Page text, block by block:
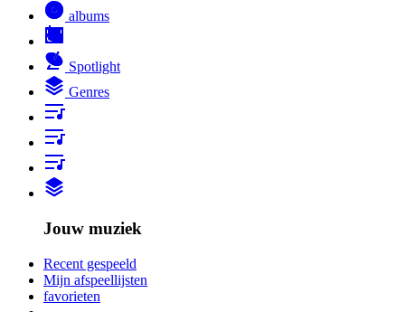
albums
Spotlight
Genres
Jouw muziek
Recent gespeeld
Mijn afspeellijsten
favorieten